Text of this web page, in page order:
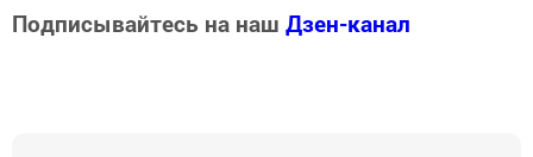
Подписывайтесь на наш Дзен-канал